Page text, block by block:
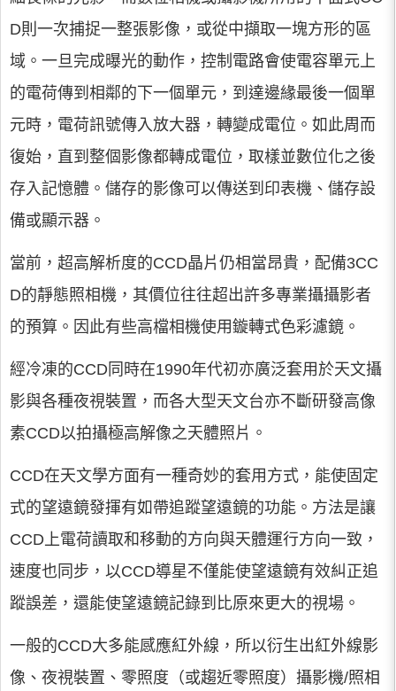
D則一次捕捉一整張影像，或從中擷取一塊方形的區
域。一旦完成曝光的動作，控制電路會使電容單元上
的電荷傳到相鄰的下一個單元，到達邊緣最後一個單
元時，電荷訊號傳入放大器，轉變成電位。如此周而
復始，直到整個影像都轉成電位，取樣並數位化之後
存入記憶體。儲存的影像可以傳送到印表機、儲存設
備或顯示器。
當前，超高解析度的CCD晶片仍相當昂貴，配備3CC
D的靜態照相機，其價位往往超出許多專業攝攝影者
的預算。因此有些高檔相機使用鏇轉式色彩濾鏡。
經冷凍的CCD同時在1990年代初亦廣泛套用於天文攝
影與各種夜視裝置，而各大型天文台亦不斷研發高像
素CCD以拍攝極高解像之天體照片。
CCD在天文學方面有一種奇妙的套用方式，能使固定
式的望遠鏡發揮有如帶追蹤望遠鏡的功能。方法是讓
CCD上電荷讀取和移動的方向與天體運行方向一致，
速度也同步，以CCD導星不僅能使望遠鏡有效糾正追
蹤誤差，還能使望遠鏡記錄到比原來更大的視場。
一般的CCD大多能感應紅外線，所以衍生出紅外線影
像、夜視裝置、零照度（或趨近零照度）攝影機/照相